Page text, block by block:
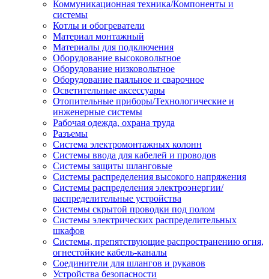
Коммуникационная техника/Компоненты и
системы
Котлы и обогреватели
Материал монтажный
Материалы для подключения
Оборудование высоковольтное
Оборудование низковольтное
Оборудование паяльное и сварочное
Осветительные аксессуары
Отопительные приборы/Технологические и
инженерные системы
Рабочая одежда, охрана труда
Разъемы
Система электромонтажных колонн
Системы ввода для кабелей и проводов
Системы защиты шланговые
Системы распределения высокого напряжения
Системы распределения электроэнергии/
распределительные устройства
Системы скрытой проводки под полом
Системы электрических распределительных
шкафов
Системы, препятствующие распространению огня,
огнестойкие кабель-каналы
Соединители для шлангов и рукавов
Устройства безопасности